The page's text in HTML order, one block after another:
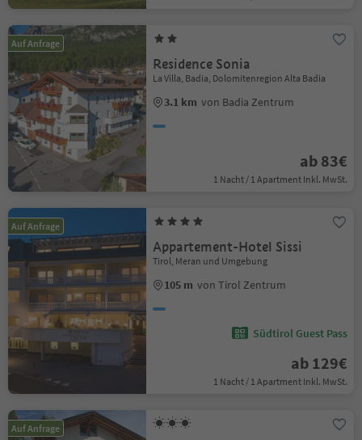
Auf Anfrage
Residence Sonia
La Villa, Badia, Dolomitenregion Alta Badia
3.1 km von Badia Zentrum
ab 83€
1 Nacht / 1 Apartment Inkl. MwSt.
Auf Anfrage
Appartement-Hotel Sissi
Tirol, Meran und Umgebung
105 m von Tirol Zentrum
Südtirol Guest Pass
ab 129€
1 Nacht / 1 Apartment Inkl. MwSt.
Auf Anfrage